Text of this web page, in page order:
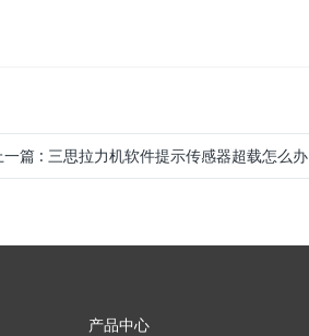
一篇: 三思拉力机软件提示传感器超载怎么办
产品中心